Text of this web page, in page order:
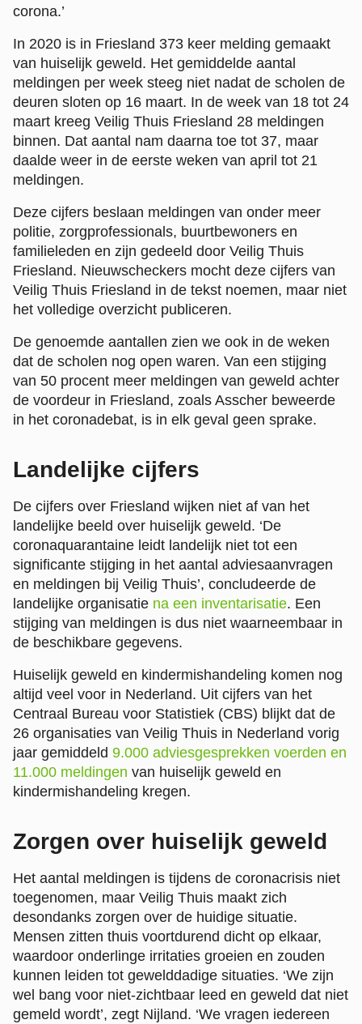
corona.’
In 2020 is in Friesland 373 keer melding gemaakt
van huiselijk geweld. Het gemiddelde aantal
meldingen per week steeg niet nadat de scholen de
deuren sloten op 16 maart. In de week van 18 tot 24
maart kreeg Veilig Thuis Friesland 28 meldingen
binnen. Dat aantal nam daarna toe tot 37, maar
daalde weer in de eerste weken van april tot 21
meldingen.
Deze cijfers beslaan meldingen van onder meer
politie, zorgprofessionals, buurtbewoners en
familieleden en zijn gedeeld door Veilig Thuis
Friesland. Nieuwscheckers mocht deze cijfers van
Veilig Thuis Friesland in de tekst noemen, maar niet
het volledige overzicht publiceren.
De genoemde aantallen zien we ook in de weken
dat de scholen nog open waren. Van een stijging
van 50 procent meer meldingen van geweld achter
de voordeur in Friesland, zoals Asscher beweerde
in het coronadebat, is in elk geval geen sprake.
Landelijke cijfers
De cijfers over Friesland wijken niet af van het
landelijke beeld over huiselijk geweld. ‘De
coronaquarantaine leidt landelijk niet tot een
significante stijging in het aantal adviesaanvragen
en meldingen bij Veilig Thuis’, concludeerde de
landelijke organisatie na een inventarisatie. Een
stijging van meldingen is dus niet waarneembaar in
de beschikbare gegevens.
Huiselijk geweld en kindermishandeling komen nog
altijd veel voor in Nederland. Uit cijfers van het
Centraal Bureau voor Statistiek (CBS) blijkt dat de
26 organisaties van Veilig Thuis in Nederland vorig
jaar gemiddeld 9.000 adviesgesprekken voerden en
11.000 meldingen van huiselijk geweld en
kindermishandeling kregen.
Zorgen over huiselijk geweld
Het aantal meldingen is tijdens de coronacrisis niet
toegenomen, maar Veilig Thuis maakt zich
desondanks zorgen over de huidige situatie.
Mensen zitten thuis voortdurend dicht op elkaar,
waardoor onderlinge irritaties groeien en zouden
kunnen leiden tot gewelddadige situaties. ‘We zijn
wel bang voor niet-zichtbaar leed en geweld dat niet
gemeld wordt’, zegt Nijland. ‘We vragen iedereen